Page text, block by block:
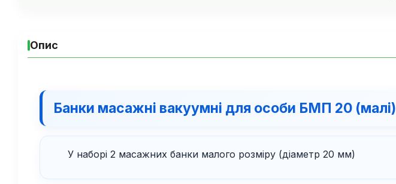
Опис
Банки масажні вакуумні для особи БМП 20 (малі)
У наборі 2 масажних банки малого розміру (діаметр 20 мм)